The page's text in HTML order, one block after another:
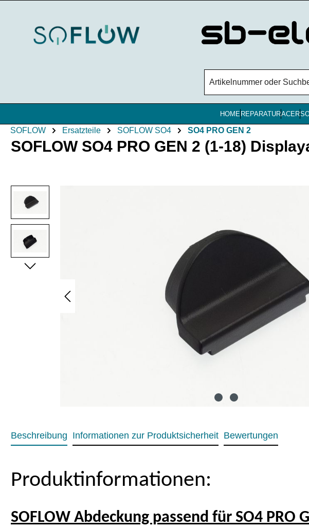
HOME REPARATURACER
SOFLOW Ersatzteile SOFLOW SO4 SO4 PRO GEN 2
SOFLOW SO4 PRO GEN 2 (1-18)
Beschreibung Informationen zur Produktsicherheit Bewertungen
Produktinformationen:
SOFLOW Abdeckung passend für SO4 PRO